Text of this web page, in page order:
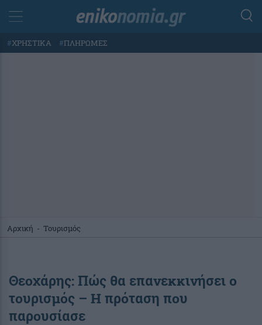
#ΧΡΗΣΤΙΚΑ #ΠΛΗΡΩΜΕΣ
Αρχική - Τουρισμός
Θεοχάρης: Πώς θα επανεκκινήσει ο
τουρισμός – Η πρόταση που
παρουσίασε